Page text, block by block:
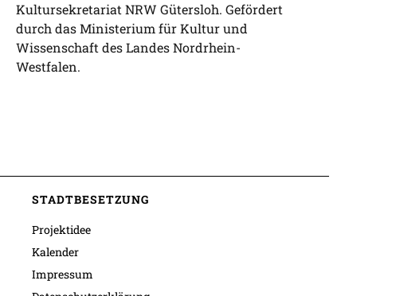
Kultursekretariat NRW Gütersloh. Gefördert
durch das Ministerium für Kultur und
Wissenschaft des Landes Nordrhein-
Westfalen.
STADTBESETZUNG
Projektidee
Kalender
Impressum